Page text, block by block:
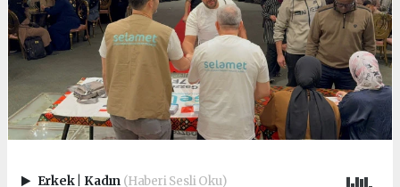
Erkek Kadın (Haberi Sesli Oku)